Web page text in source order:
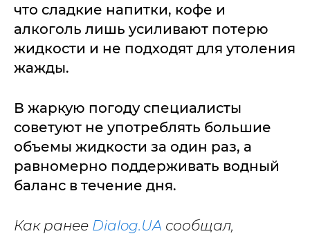
что сладкие напитки, кофе и
алкоголь лишь усиливают потерю
жидкости и не подходят для утоления
жажды.
В жаркую погоду специалисты
советуют не употреблять большие
объемы жидкости за один раз, а
равномерно поддерживать водный
баланс в течение дня.
Как ранее Dialog.UA сообщал,